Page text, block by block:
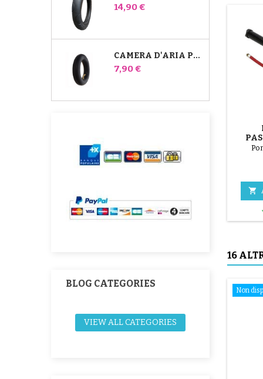
Prezzo
14,90 €
CAMERA D'ARIA POSTERIORE WHIZ RED CASTLE
Prezzo
7,90 €
BLOG CATEGORIES
VIEW ALL CATEGORIES

16
Non